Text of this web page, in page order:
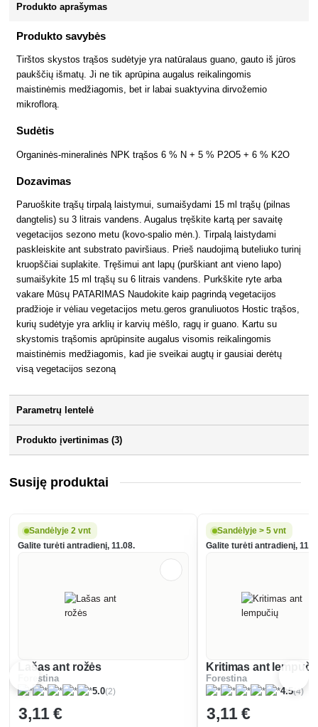
Produkto aprašymas
Produkto savybės
Tirštos skystos trąšos sudėtyje yra natūralaus guano, gauto iš jūros
paukščių išmatų. Ji ne tik aprūpina augalus reikalingomis
maistinėmis medžiagomis, bet ir labai suaktyvina dirvožemio
mikroflorą.
Sudėtis
Organinės-mineralinės NPK trąšos 6 % N + 5 % P2O5 + 6 % K2O
Dozavimas
Paruoškite trąšų tirpalą laistymui, sumaišydami 15 ml trąšų (pilnas
dangtelis) su 3 litrais vandens. Augalus tręškite kartą per savaitę
vegetacijos sezono metu (kovo-spalio mėn.). Tirpalą laistydami
paskleiskite ant substrato paviršiaus. Prieš naudojimą buteliuko turinį
kruopščiai suplakite. Tręšimui ant lapų (purškiant ant vieno lapo)
sumaišykite 15 ml trąšų su 6 litrais vandens. Purkškite ryte arba
vakare Mūsų PATARIMAS Naudokite kaip pagrindą vegetacijos
pradžioje ir vėliau vegetacijos metu.geros granuliuotos Hostic trąšos,
kurių sudėtyje yra arklių ir karvių mėšlo, ragų ir guano. Kartu su
skystomis trąšomis aprūpinsite augalus visomis reikalingomis
maistinėmis medžiagomis, kad jie sveikai augtų ir gausiai derėtų
visą vegetacijos sezoną
Parametrų lentelė
Produkto įvertinimas (3)
Susiję produktai
Sandėlyje 2 vnt
Galite turėti antradienį, 11.08.
Lašas ant rožės
Forestina
5.0(2)
3,11 €
Sandėlyje > 5 vnt
Galite turėti antradienį,
Kritimas ant
Forestina
4.5(4)
3,11 €